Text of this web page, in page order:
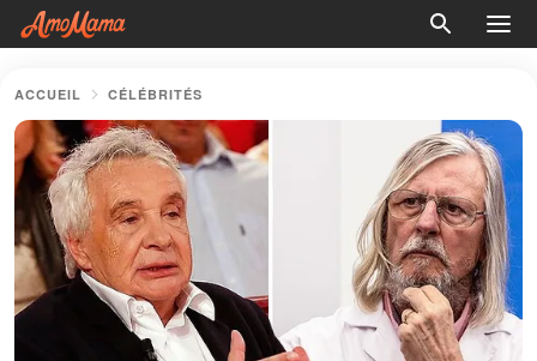
ACCUEIL CÉLÉBRITÉS